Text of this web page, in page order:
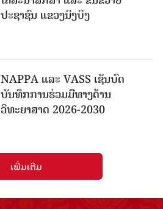
ປະຊາຊົນ ແຂວງນິງບິງ
NAPPA ແລະ VASS ເຊັນບົດ
ບັນທຶກການຮ່ວມມືທາງດ້ານ
ວິທະຍາສາດ 2026-2030
ເພີ່ມເຕີມ